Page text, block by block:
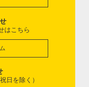
はこちら
日を除く）